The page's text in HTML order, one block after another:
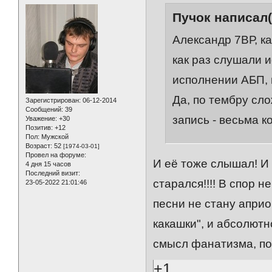
Зарегистрирован: 06-12-2014
Сообщений: 39
Уважение: +30
Позитив: +12
Пол: Мужской
Возраст: 52 [1974-03-01]
Провел на форуме:
4 дня 15 часов
Последний визит:
23-05-2022 21:01:46
Пучок
Александр 7ВР,
как раз слушали
исполнении АБП,
Да, по тембру
запись - весьма
И её тоже слышал! И
старался!!!! В спор
песни не стану
какашки", и
смысл фанатизма,
+1